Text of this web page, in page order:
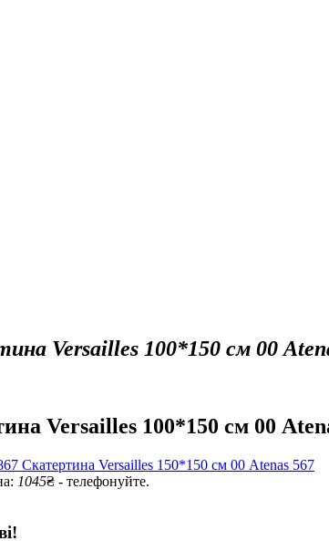
Versailles 100*150 см 00
Versailles 100*150 см 00
Скатертина Versailles 150*150 см 00 Atenas 567
1045₴ - телефонуйте.